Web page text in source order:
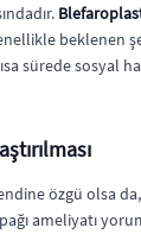
beklenen
sürede sosyal
özgü olsa
ameliyatı